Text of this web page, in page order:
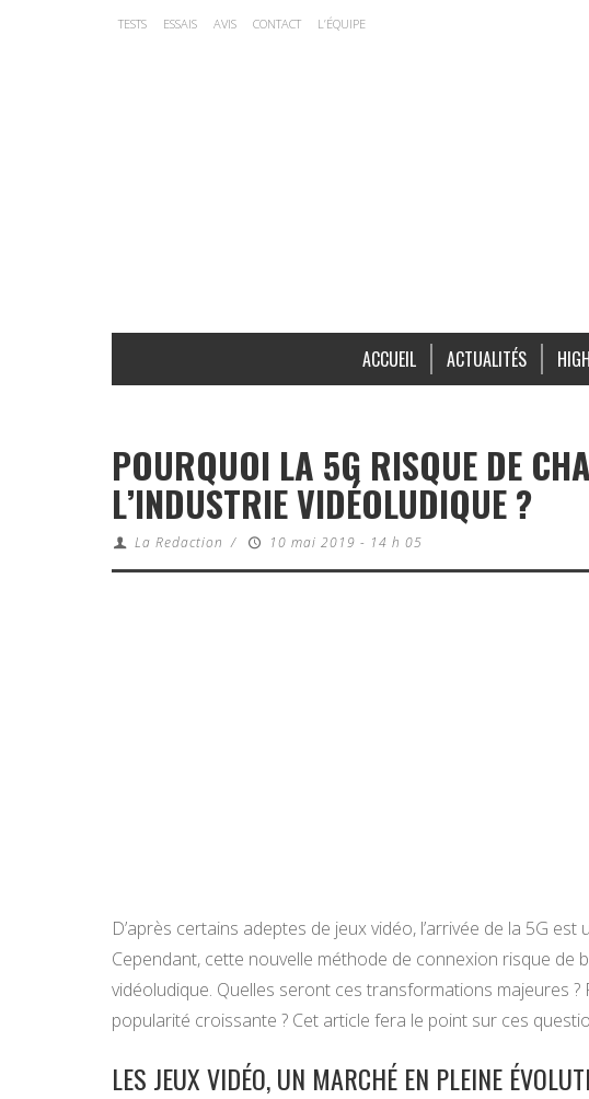
TESTS ESSAIS AVIS CONTACT L’ÉQUIPE
ACCUEIL ACTUALITÉS
POURQUOI LA 5G RISQUE DE
L’INDUSTRIE VIDÉOLUDIQUE ?
La Redaction / 10 mai 2019 - 14 h 05
D’après certains adeptes de jeux vidéo, l’arrivée de la 5G
Cependant, cette nouvelle méthode de connexion risque de
vidéoludique. Quelles seront ces transformations majeures ?
popularité croissante ? Cet article fera le point sur ces
LES JEUX VIDÉO, UN MARCHÉ EN PLEINE